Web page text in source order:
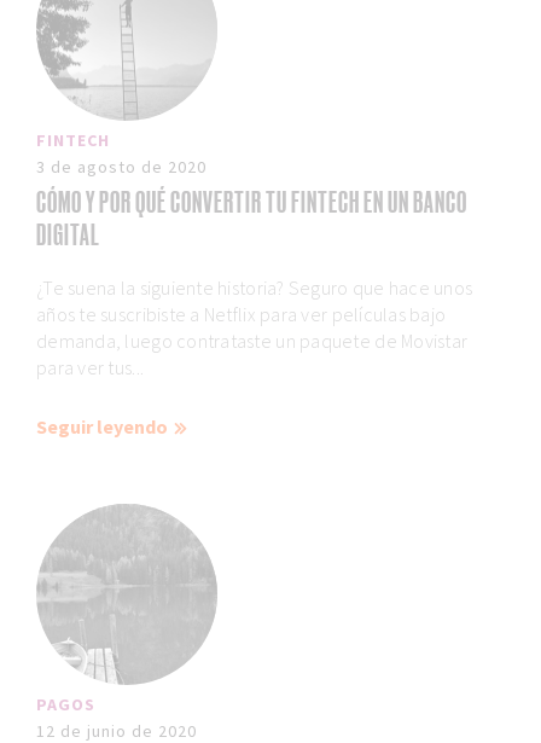
FINTECH
3 de agosto de 2020
CÓMO Y POR QUÉ CONVERTIR TU FINTECH EN UN BANCO
DIGITAL
¿Te suena la siguiente historia? Seguro que hace unos
años te suscribiste a Netflix para ver películas bajo
demanda, luego contrataste un paquete de Movistar
para ver tus...
Seguir leyendo
PAGOS
12 de junio de 2020